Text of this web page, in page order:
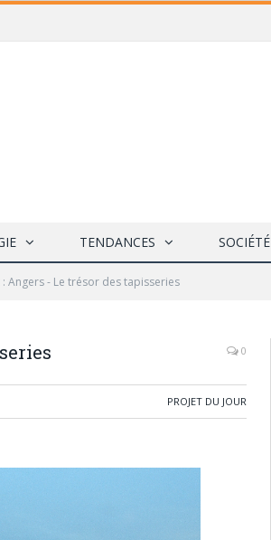
TENDANCES SOCIÉTÉ
: Angers - Le trésor des tapisseries
0
PROJET DU JOUR